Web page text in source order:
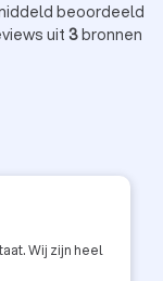
beoordeeld
uit 3bronnen
Wij zijn heel